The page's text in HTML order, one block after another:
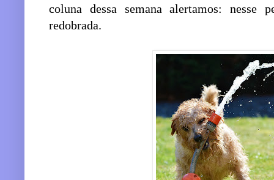
coluna dessa semana alertamos: nesse
redobrada.